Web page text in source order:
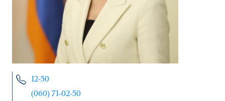
12-50
(060) 71-02-50